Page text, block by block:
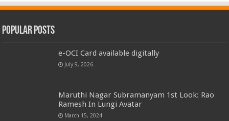
Popular Posts
e-OCI Card available digitally
July 9, 2026
Maruthi Nagar Subramanyam 1st Look: Rao
Ramesh In Lungi Avatar
March 15, 2024